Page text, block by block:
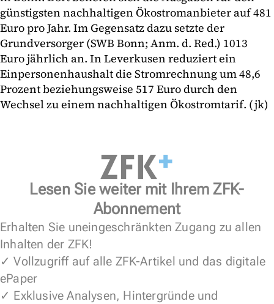
günstigsten nachhaltigen Ökostromanbieter auf 481
Euro pro Jahr. Im Gegensatz dazu setzte der
Grundversorger (SWB Bonn; Anm. d. Red.) 1013
Euro jährlich an. In Leverkusen reduziert ein
Einpersonenhaushalt die Stromrechnung um 48,6
Prozent beziehungsweise 517 Euro durch den
Wechsel zu einem nachhaltigen Ökostromtarif. (jk)
Lesen Sie weiter mit Ihrem ZFK-
Abonnement
Erhalten Sie uneingeschränkten Zugang zu allen
Inhalten der ZFK!
✓ Vollzugriff auf alle ZFK-Artikel und das digitale
ePaper
✓ Exklusive Analysen, Hintergründe und